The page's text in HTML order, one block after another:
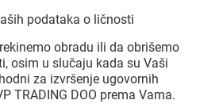
podataka o ličnosti
obradu ili da obrišemo
osim u slučaju kada su Vaši
za izvršenje ugovornih
TRADING DOO prema Vama.